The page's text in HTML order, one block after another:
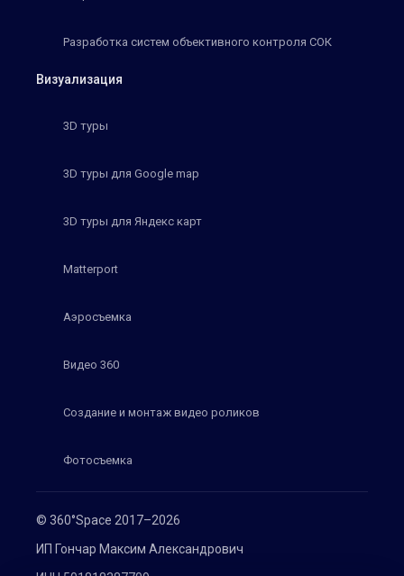
© 360°Space 2017–2026
ИП Гончар Максим Александрович
Разработка систем объективного контроля СОК
Визуализация
3D туры
3D туры для Google map
3D туры для Яндекс карт
Matterport
Аэросъемка
Видео 360
Создание и монтаж видео роликов
Фотосъемка